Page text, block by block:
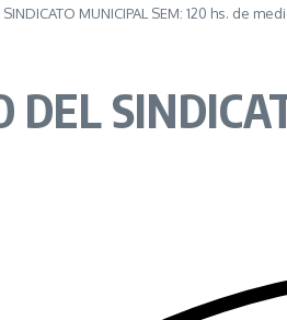
MUNICIPAL SEM: 120 hs. de
DEL